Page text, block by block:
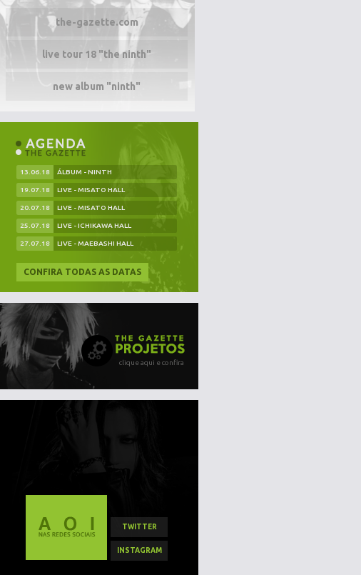
the-gazette.com
live tour 18 "the ninth"
new album "ninth"
13.06.18 ÁLBUM - NINTH
19.07.18 LIVE - MISATO HALL
20.07.18 LIVE - MISATO HALL
25.07.18 LIVE - ICHIKAWA HALL
27.07.18 LIVE - MAEBASHI HALL
CONFIRA TODAS AS DATAS
clique aqui e confira
TWITTER
INSTAGRAM